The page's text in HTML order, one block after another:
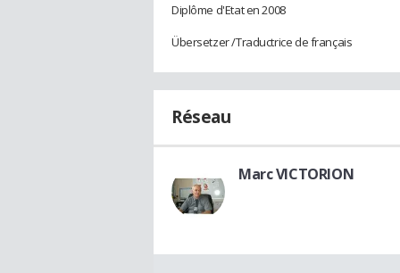
Diplôme d'Etat en 2008
Übersetzer /Traductrice de français
Réseau
Marc VICTORION